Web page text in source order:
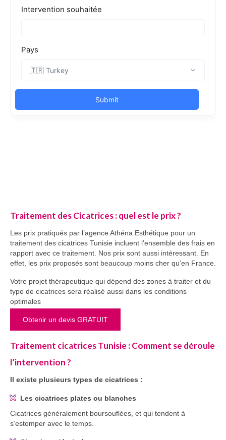
Traitement des Cicatrices : quel est le prix ?
Les prix pratiqués par l’agence Athéna Esthétique pour un
traitement des cicatrices Tunisie incluent l’ensemble des frais en
rapport avec ce traitement. Nos prix sont aussi intéressant. En
effet, les prix proposés sont beaucoup moins cher qu’en France.
Votre projet thérapeutique qui dépend des zones à traiter et du
type de cicatrices sera réalisé aussi dans les conditions
optimales
Obtenir un devis GRATUIT
Traitement cicatrices Tunisie : Comment se déroule
l’intervention ?
Il existe plusieurs types de cicatrices :
Les cicatrices plates ou blanches
Cicatrices généralement boursouflées, et qui tendent à
s’estomper avec le temps.